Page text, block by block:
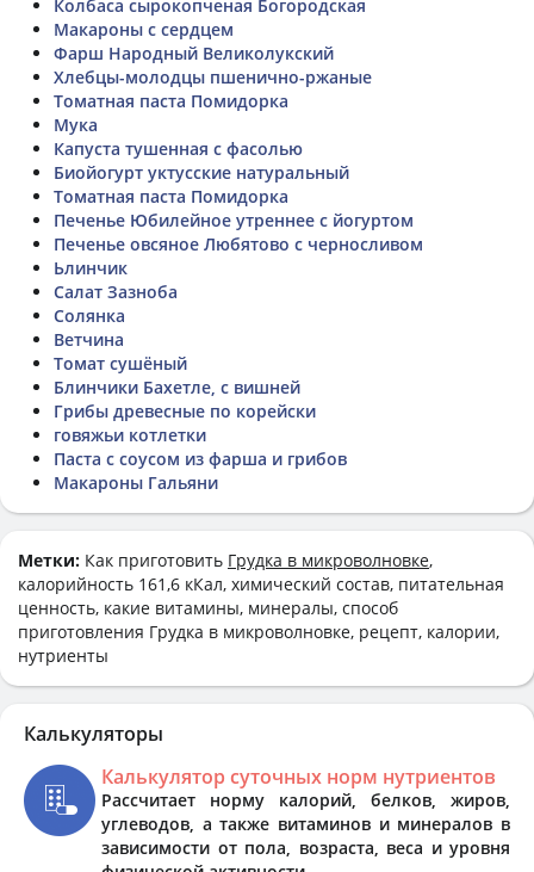
Колбаса сырокопченая Богородская
Макароны с сердцем
Фарш Народный Великолукский
Хлебцы-молодцы пшенично-ржаные
Томатная паста Помидорка
Мука
Капуста тушенная с фасолью
Биойогурт уктусские натуральный
Томатная паста Помидорка
Печенье Юбилейное утреннее с йогуртом
Печенье овсяное Любятово с черносливом
Ьлинчик
Салат Зазноба
Солянка
Ветчина
Томат сушёный
Блинчики Бахетле, с вишней
Грибы древесные по корейски
говяжьи котлетки
Паста с соусом из фарша и грибов
Макароны Гальяни
Метки: Как приготовить Грудка в микроволновке,
калорийность 161,6 кКал, химический состав, питательная
ценность, какие витамины, минералы, способ
приготовления Грудка в микроволновке, рецепт, калории,
нутриенты
Калькуляторы
Калькулятор суточных норм нутриентов
Рассчитает норму калорий, белков, жиров,
углеводов, а также витаминов и минералов в
зависимости от пола, возраста, веса и уровня